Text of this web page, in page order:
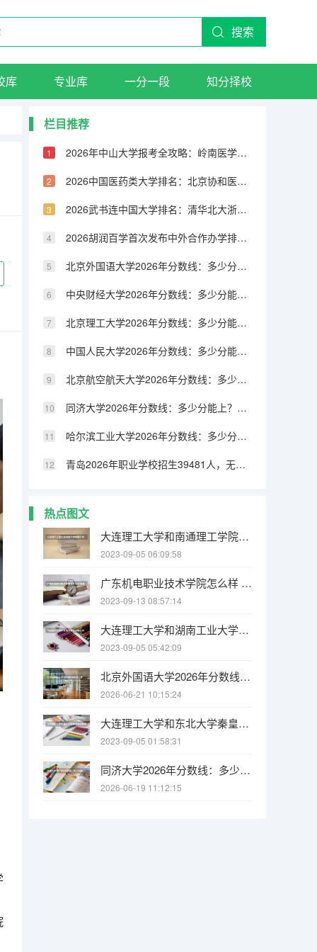
搜索
库 专业库 一分一段 知分择校
栏目推荐
2026年中山大学报考全攻略：岭南医学与海洋科学，深圳校区设施及学费详解
2026中国医药类大学排名：北京协和医学院蝉联榜首，首都医科大学连续8年稳居亚军
2026武书连中国大学排名：清华北大浙大综合实力前三，择校顺序另有乾坤
2026胡润百学首次发布中外合作办学排名：港中大（深圳）登顶，浙大联合学院领跑50强
北京外国语大学2026年分数线：多少分能上？考多少名才敢报？
中央财经大学2026年分数线：多少分能上？考多少名才敢报？
北京理工大学2026年分数线：多少分能上？考多少名才敢报？
中国人民大学2026年分数线：多少分能上？考多少名才敢报？
北京航空航天大学2026年分数线：多少分能上？考多少名才敢报？
同济大学2026年分数线：多少分能上？考多少名才敢报？
哈尔滨工业大学2026年分数线：多少分能上？考多少名才敢报？
青岛2026年职业学校招生39481人，无人机操控与维护首次加入“3+4”招生
热点图文
大连理工大学和南通理工学院哪个好 录取分数线对比
2023-09-05 06:09:58
广东机电职业技术学院怎么样 广东机电职业技术学院专业和录取分数线介绍
2023-09-13 08:57:14
大连理工大学和湖南工业大学哪个好 录取分数线对比
2023-09-05 05:42:09
北京外国语大学2026年分数线：多少分能上？考多少名才敢报？
2026-06-21 10:15:24
大连理工大学和东北大学秦皇岛分校哪个好 录取分数线对比
2023-09-05 01:58:31
同济大学2026年分数线：多少分能上？考多少名才敢报？
2026-06-19 11:12:15